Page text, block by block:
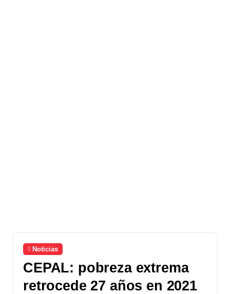
Noticias
CEPAL: pobreza extrema
retrocede 27 años en 2021